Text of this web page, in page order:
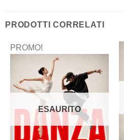
PRODOTTI CORRELATI
PROMO!
ESAURITO